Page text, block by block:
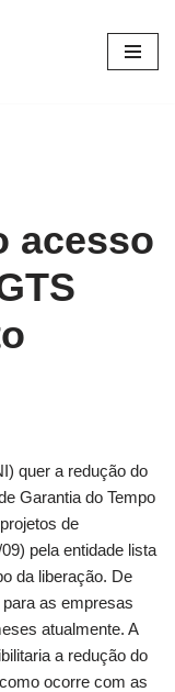
acesso
quer a redução do
Garantia do Tempo
de
pela entidade lista
da liberação. De
as empresas
atualmente. A
a redução do
ocorre com as